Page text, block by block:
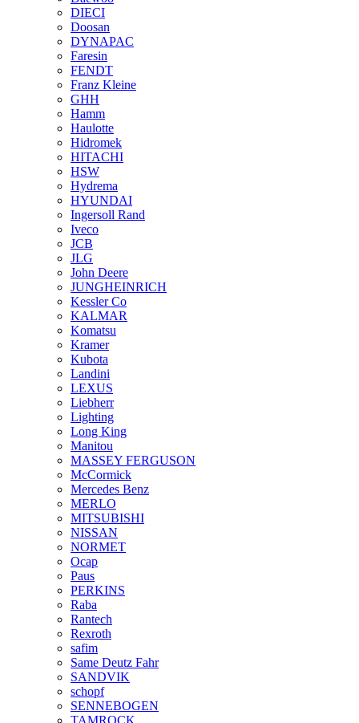
DIECI
Doosan
DYNAPAC
Faresin
FENDT
Franz Kleine
GHH
Hamm
Haulotte
Hidromek
HITACHI
HSW
Hydrema
HYUNDAI
Ingersoll Rand
Iveco
JCB
JLG
John Deere
JUNGHEINRICH
Kessler Co
KALMAR
Komatsu
Kramer
Kubota
Landini
LEXUS
Liebherr
Lighting
Long King
Manitou
MASSEY FERGUSON
McCormick
Mercedes Benz
MERLO
MITSUBISHI
NISSAN
NORMET
Ocap
Paus
PERKINS
Raba
Rantech
Rexroth
safim
Same Deutz Fahr
SANDVIK
schopf
SENNEBOGEN
TAMROCK